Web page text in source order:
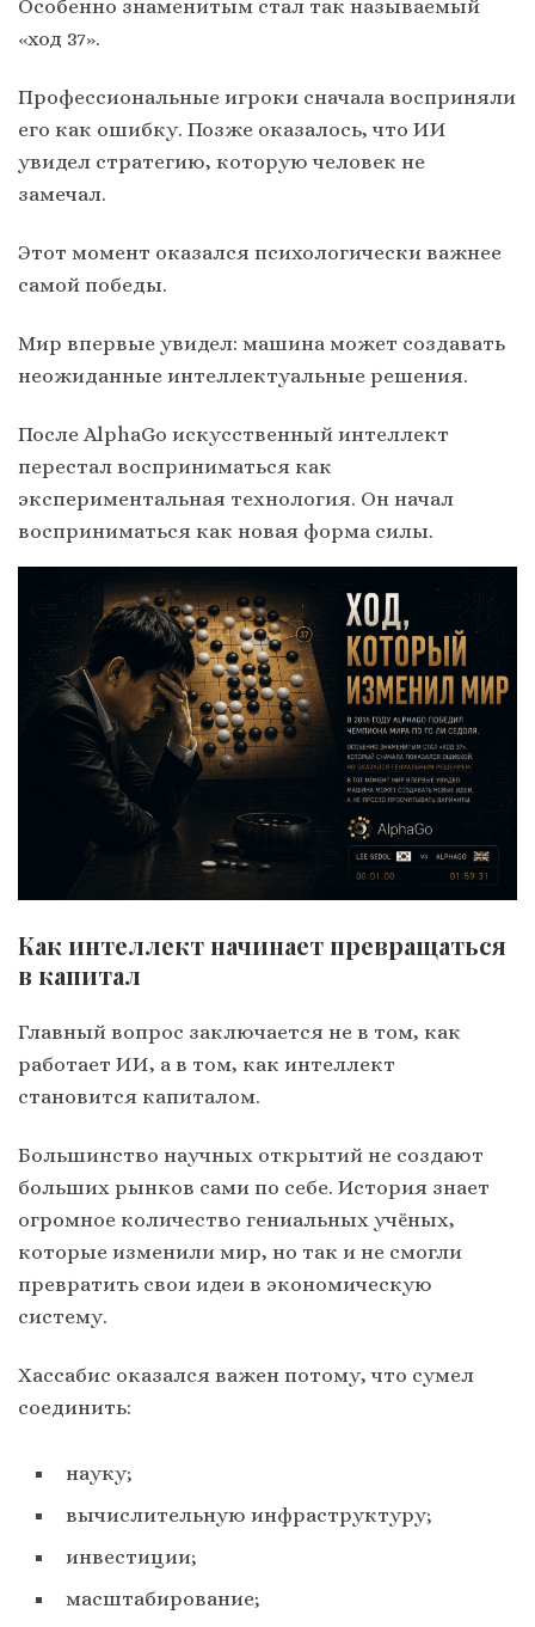
Особенно знаменитым стал так называемый
«ход 37».
Профессиональные игроки сначала восприняли
его как ошибку. Позже оказалось, что ИИ
увидел стратегию, которую человек не
замечал.
Этот момент оказался психологически важнее
самой победы.
Мир впервые увидел: машина может создавать
неожиданные интеллектуальные решения.
После AlphaGo искусственный интеллект
перестал восприниматься как
экспериментальная технология. Он начал
восприниматься как новая форма силы.
Как интеллект начинает превращаться
в капитал
Главный вопрос заключается не в том, как
работает ИИ, а в том, как интеллект
становится капиталом.
Большинство научных открытий не создают
больших рынков сами по себе. История знает
огромное количество гениальных учёных,
которые изменили мир, но так и не смогли
превратить свои идеи в экономическую
систему.
Хассабис оказался важен потому, что сумел
соединить:
науку;
вычислительную инфраструктуру;
инвестиции;
масштабирование;